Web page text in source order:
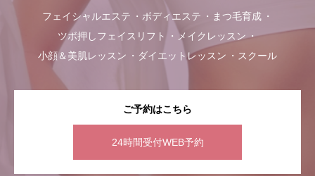
フェイシャルエステ ボディエステ
まつ毛育成
ツボ押しフェイスリフト
メイクレッスン
小顔＆美肌レッスン
ダイエットレッスン スクール
ご予約はこちら
24時間受付WEB予約